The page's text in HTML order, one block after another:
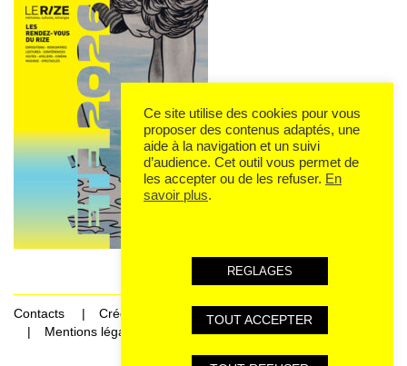
Contacts
Crédits
Mentions légales et données personnelles
Ce site utilise des cookies pour vous
proposer des contenus adaptés, une
aide à la navigation et un suivi
d’audience. Cet outil vous permet de
les accepter ou de les refuser. En
savoir plus.
REGLAGES
TOUT ACCEPTER